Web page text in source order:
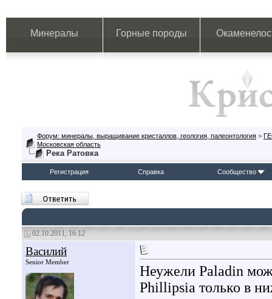
Минералы Горные породы
Форум: минералы, выращивание кристаллов, геология, палеонтология >
Московская область
Река Ратовка
Регистрация Справка Сообщество
02.10.2011, 16:12
Василий
Senior Member
Неужели Paladin
Phillipsia только в